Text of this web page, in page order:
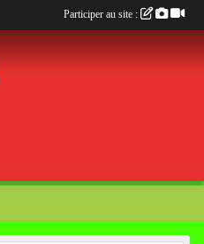
Participer au site :